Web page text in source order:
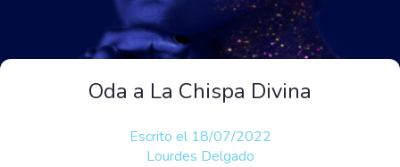
Oda a La Chispa Divina
Escrito el 18/07/2022
Lourdes Delgado